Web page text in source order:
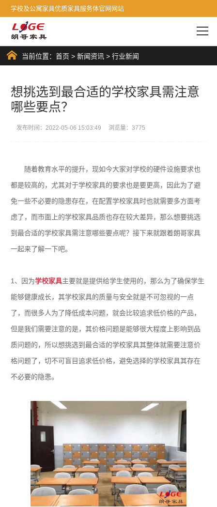
学校及公寓家具优质家具服务体官网网站
当前位置：首页 >新闻资讯 >行业新闻
想挑选到最合适的学校家具需注意
哪些要点？
发布时间：2022-05-06 15:03:49 浏览量：3775
随着教育水平的提升，现如今大家对学校的硬件设施要求也
都是较高的，尤其对于学校家具的要求也是要更高，因此为了避
免一些不必要的隐患存在，在配置学校家具时也就需要多方面考
虑了，而市面上的学校家具品质也存在较大差异，那么想要挑选
到最合适的学校家具需注意哪些要点呢？接下来就跟着朗哥家具
一起来了解一下吧。
1、因为学校家具主要就是提供给学生使用的，那么为了确保学生
能够健康成长，其学校家具的质量与安全就是不可忽视的一点
了，而很多人为了降低成本问题，就会比较追求低价格的产品，
但是我们需要注意的是，其价格问题是能够很大程度上影响到品
质问题的，所以想挑选到最合适的学校家具其整体就需要注意价
格问题了，切不可盲目追求低价格，避免选择的学校家具其存在
不必要的隐患。